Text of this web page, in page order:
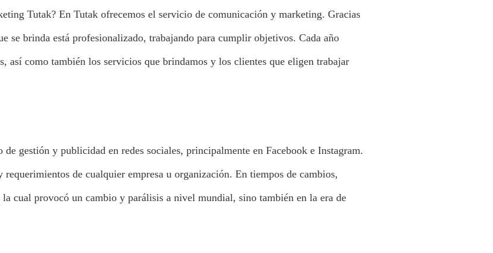
Tutak? En Tutak ofrecemos el servicio de comunicación y marketing. Gracias
se brinda está profesionalizado, trabajando para cumplir objetivos. Cada año
así como también los servicios que brindamos y los clientes que eligen trabajar
gestión y publicidad en redes sociales, principalmente en Facebook e Instagram.
de cualquier empresa u organización. En tiempos de cambios,
cual provocó un cambio y parálisis a nivel mundial, sino también en la era de